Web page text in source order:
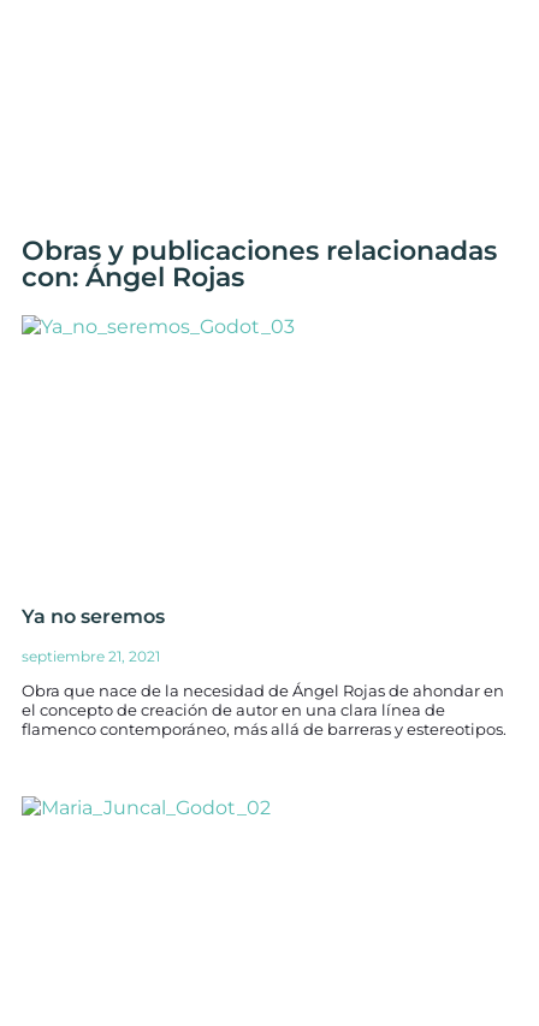
Obras y publicaciones relacionadas
con: Ángel Rojas
Ya no seremos
septiembre 21, 2021
Obra que nace de la necesidad de Ángel Rojas de ahondar en
el concepto de creación de autor en una clara línea de
flamenco contemporáneo, más allá de barreras y estereotipos.